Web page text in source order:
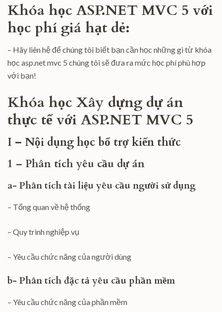
Khóa học ASP.NET MVC 5 với
học phí giá hạt dẻ:
– Hãy liên hệ để chúng tôi biết bạn cần học những gì từ khóa
học asp.net mvc 5 chúng tôi sẽ đưa ra mức học phí phù hợp
với bạn!
Khóa học Xây dựng dự án
thực tế với ASP.NET MVC 5
I – Nội dụng học bổ trợ kiến thức
1 – Phân tích yêu cầu dự án
a- Phân tích tài liệu yêu cầu người sử dụng
– Tổng quan về hệ thống
– Quy trình nghiệp vụ
– Yêu cầu chức năng của người dùng
b- Phân tích đặc tả yêu cầu phần mềm
– Yêu cầu chức năng của phần mềm